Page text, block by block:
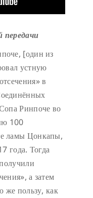
[один из
устную
в
Ринпоче во
100
ламы Цонкапы,
года. Тогда
а затем
же пользу, как